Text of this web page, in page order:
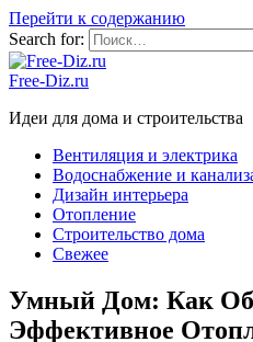
Перейти к содержанию
Search for:
Free-Diz.ru
Идеи для дома и строительства
Вентиляция и электрика
Водоснабжение и
Дизайн интерьера
Отопление
Строительство дома
Свежее
Умный Дом: Как
Эффективное